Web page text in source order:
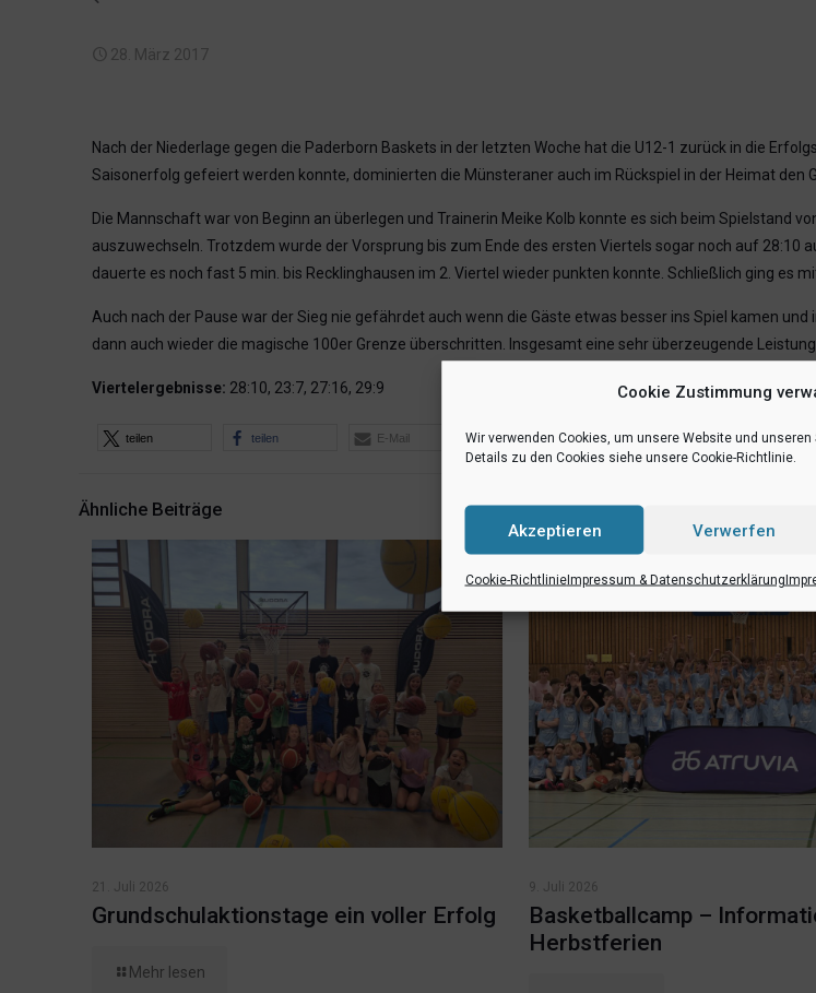
Cookie Zustimmung
Wir verwenden Cookies, um unsere Website und unseren
Details zu den Cookies siehe unsere Cookie-Richtlinie.
Akzeptieren Verwerfen
Cookie-RichtlinieImpressum & Datenschutzerklärung
28. März 2017
Nach der Niederlage gegen die Paderborn Baskets in der letzten Woche hat die U12-1 zurück in die
Saisonerfolg gefeiert werden konnte, dominierten die Münsteraner auch im Rückspiel in der Heimat den
Die Mannschaft war von Beginn an überlegen und Trainerin Meike Kolb konnte es sich beim Spielstand
auszuwechseln. Trotzdem wurde der Vorsprung bis zum Ende des ersten Viertels sogar noch auf 28:10
dauerte es noch fast 5 min. bis Recklinghausen im 2. Viertel wieder punkten konnte. Schließlich ging es
Auch nach der Pause war der Sieg nie gefährdet auch wenn die Gäste etwas besser ins Spiel kamen
dann auch wieder die magische 100er Grenze überschritten. Insgesamt eine sehr überzeugende
Viertelergebnisse: 28:10, 23:7, 27:16, 29:9
teilen teilen E-Mail RSS-feed teilen teilen
Ähnliche Beiträge
21. Juli 2026
Grundschulaktionstage ein voller Erfolg
Mehr lesen
9. Juli 2026
Basketballcamp –
Herbstferien